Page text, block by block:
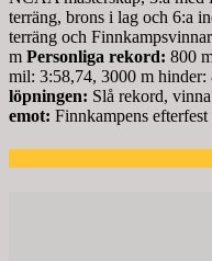
terräng, brons i lag och 6:a
terräng och
m Personliga rekord: 800
mil: 3:58,74, 3000 m
löpningen: Slå rekord,
emot: Finnkampens efterfest